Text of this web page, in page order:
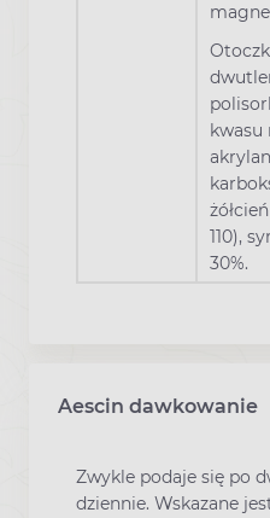
kwasu
110),
30%.
Aescin dawkowanie
Zwykle podaje się po
dziennie. Wskazane